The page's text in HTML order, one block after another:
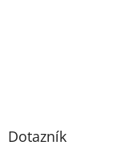
Dotazník